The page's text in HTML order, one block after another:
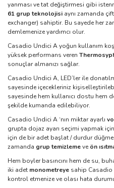
yanması ve tat değiştirmesi gibi
61 grup teknolojisi aynı zamanda
exchanger) sahiptir. Bu sayede her
demlemenize yardımcı olur.
Casadio Undici A yoğun kullanım
yüksek performans veren
sonuçlar almanızı sağlar.
Casadio Undici A, LED’ler ile
sayesinde içecekleriniz
sayesinde hem kullanıcı dostu hem
şekilde kumanda edilebiliyor.
Casadio Undici A ‘nın miktar ayarlı
grupta dojaz ayarı seçimi yapmak
için de bir adet başlat / durdur
zamanda grup temizlemeve ön
Hem boyler basıncını hem de su,
iki adet monometreye sahip Casadio
kontrol etmenize ve olası hata